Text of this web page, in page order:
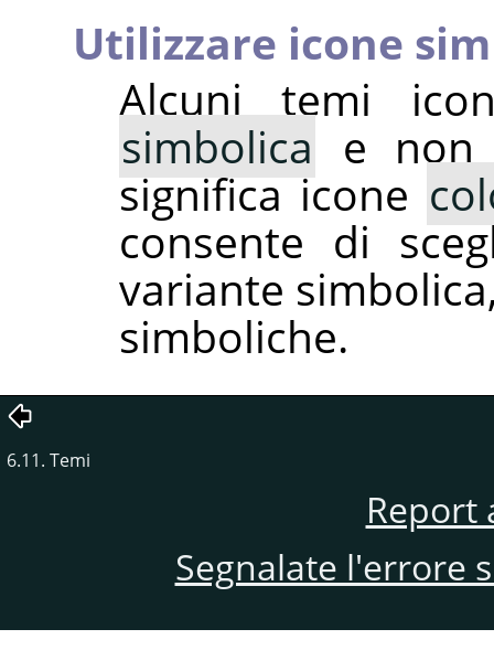
Utilizzare icone
Alcuni temi
simbolica e non
significa icone
consente di
variante
simboliche.
6.11. Temi
Report
Segnalate l'errore